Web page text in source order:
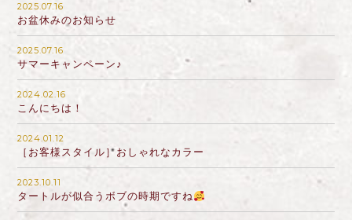
2025.07.16
お盆休みのお知らせ
2025.07.16
サマーキャンペーン♪
2024.02.16
こんにちは！
2024.01.12
［お客様スタイル］おしゃれなカラー
2023.10.11
タートルが似合うボブの時期ですね